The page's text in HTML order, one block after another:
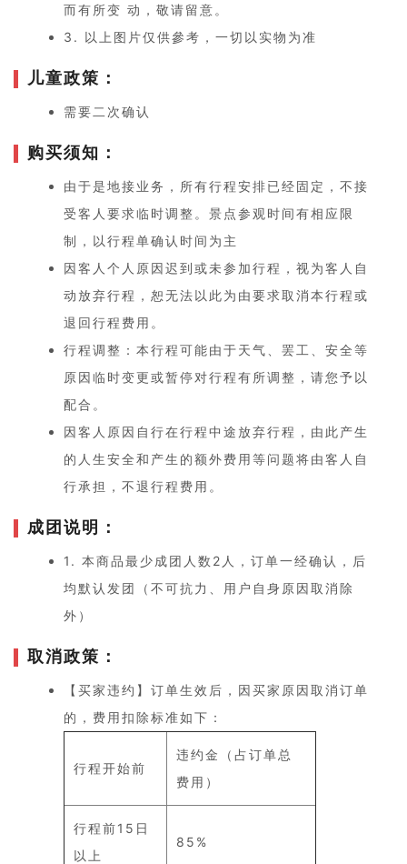
⽽有所变 动，敬请留意。
3. 以上图⽚仅供參考，⼀切以实物为准
儿童政策：
需要二次确认
购买须知：
由于是地接业务，所有行程安排已经固定，不接
受客人要求临时调整。景点参观时间有相应限
制，以行程单确认时间为主
因客人个人原因迟到或未参加行程，视为客人自
动放弃行程，恕无法以此为由要求取消本行程或
退回行程费用。
行程调整：本行程可能由于天气、罢工、安全等
原因临时变更或暂停对行程有所调整，请您予以
配合。
因客人原因自行在行程中途放弃行程，由此产生
的人生安全和产生的额外费用等问题将由客人自
行承担，不退行程费用。
成团说明：
1. 本商品最少成团人数2人，订单一经确认，后
均默认发团（不可抗力、用户自身原因取消除
外）
取消政策：
【买家违约】订单生效后，因买家原因取消订单
的，费用扣除标准如下：
行程开始前
违约金（占订单总
费用）
行程前15日
以上
85%